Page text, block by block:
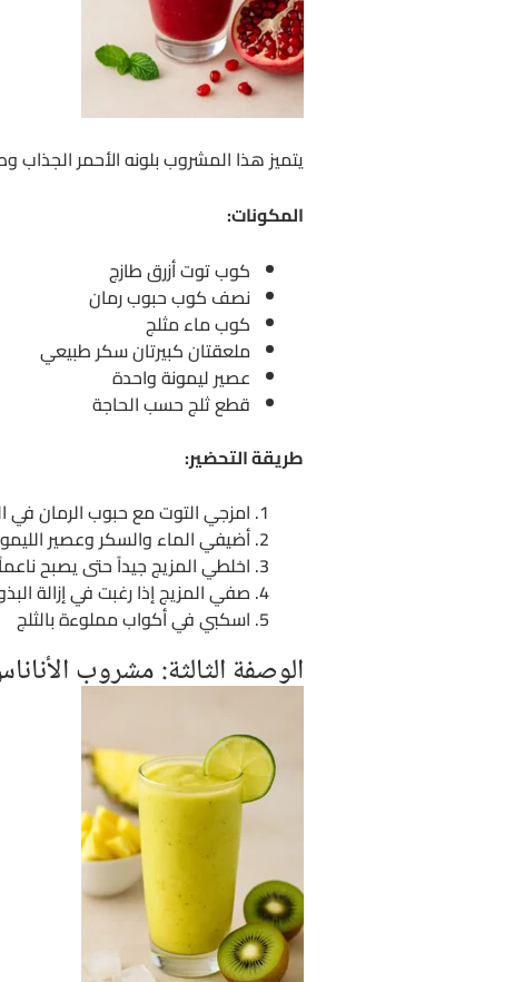
يتميز هذا المشروب بلونه الأحمر
المكونات:
كوب توت أزرق طازج
نصف كوب حبوب رمان
كوب ماء مثلج
ملعقتان كبيرتان سكر طبيعي
عصير ليمونة واحدة
قطع ثلج حسب الحاجة
طريقة التحضير:
امزجي التوت مع حبوب الرمان في
أضيفي الماء والسكر وعصير
اخلطي المزيج جيداً حتى يصبح
صفي المزيج إذا رغبت في إزالة
اسكبي في أكواب مملوءة بالثلج
الوصفة الثالثة: مشروب